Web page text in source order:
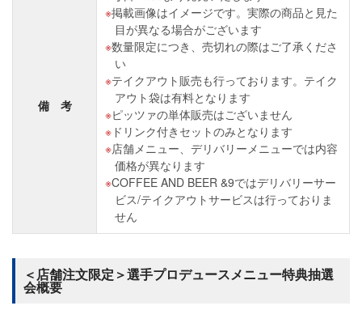
備 考
掲載画像はイメージです。実際の商品と見た
目が異なる場合がございます
数量限定につき、売切れの際はご了承くださ
い
テイクアウト販売も行っております。テイク
アウト袋は有料となります
ピッツァの単体販売はございません
ドリンク付きセットのみとなります
店舗メニュー、デリバリーメニューでは内容
価格が異なります
COFFEE AND BEER &9ではデリバリーサー
ビス/テイクアウトサービスは行っておりま
せん
＜店舗注文限定＞選手プロデュースメニュー特典抽選
会概要